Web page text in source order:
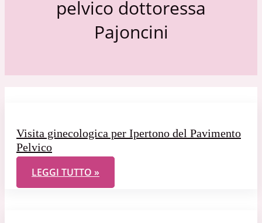
pelvico dottoressa
Pajoncini
Visita ginecologica per Ipertono del Pavimento
Pelvico
VISITA GINECOLOGICA PER IPERTONO DEL
LEGGI TUTTO »